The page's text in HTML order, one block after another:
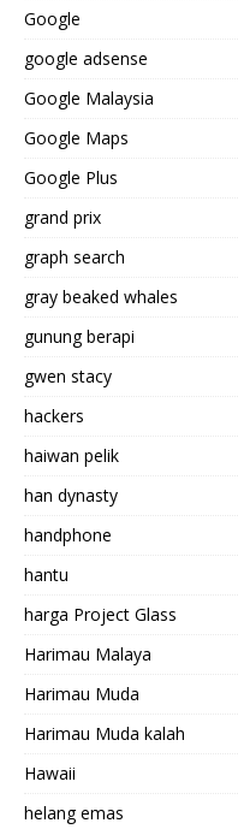
Google
google adsense
Google Malaysia
Google Maps
Google Plus
grand prix
graph search
gray beaked whales
gunung berapi
gwen stacy
hackers
haiwan pelik
han dynasty
handphone
hantu
harga Project Glass
Harimau Malaya
Harimau Muda
Harimau Muda kalah
Hawaii
helang emas